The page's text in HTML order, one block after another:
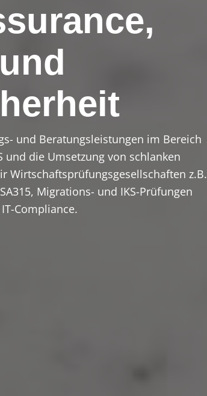
und Beratungsleistungen im Bereich
und die Umsetzung von schlanken
Wirtschaftsprüfungsgesellschaften z.B.
Migrations- und IKS-Prüfungen
Compliance.